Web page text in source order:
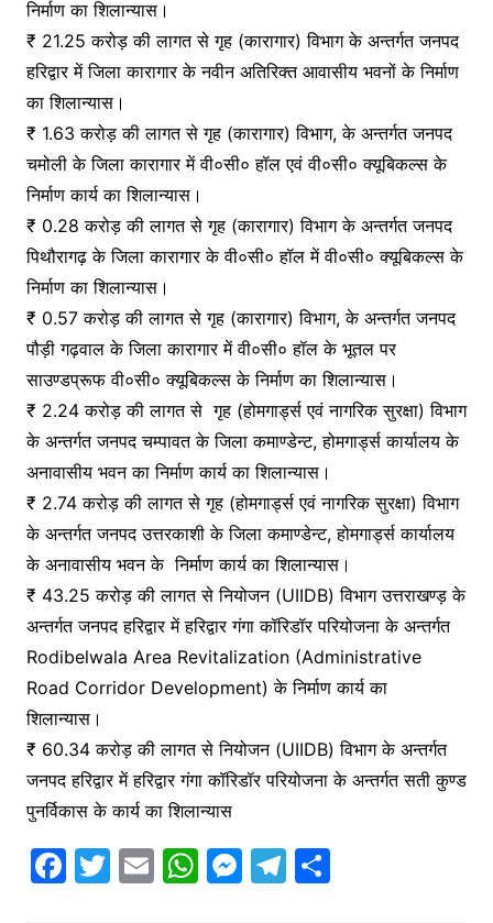
निर्माण का शिलान्यास।
₹ 21.25 करोड़ की लागत से गृह (कारागार) विभाग के अन्तर्गत जनपद
हरिद्वार में जिला कारागार के नवीन अतिरिक्त आवासीय भवनों के निर्माण
का शिलान्यास।
₹ 1.63 करोड़ की लागत से गृह (कारागार) विभाग, के अन्तर्गत जनपद
चमोली के जिला कारागार में वी०सी० हॉल एवं वी०सी० क्यूबिकल्स के
निर्माण कार्य का शिलान्यास।
₹ 0.28 करोड़ की लागत से गृह (कारागार) विभाग के अन्तर्गत जनपद
पिथौरागढ़ के जिला कारागार के वी०सी० हॉल में वी०सी० क्यूबिकल्स के
निर्माण का शिलान्यास।
₹ 0.57 करोड़ की लागत से गृह (कारागार) विभाग, के अन्तर्गत जनपद
पौड़ी गढ़वाल के जिला कारागार में वी०सी० हॉल के भूतल पर
साउण्डप्रूफ वी०सी० क्यूबिकल्स के निर्माण का शिलान्यास।
₹ 2.24 करोड़ की लागत से गृह (होमगार्ड्स एवं नागरिक सुरक्षा) विभाग
के अन्तर्गत जनपद चम्पावत के जिला कमाण्डेन्ट, होमगार्ड्स कार्यालय के
अनावासीय भवन का निर्माण कार्य का शिलान्यास।
₹ 2.74 करोड़ की लागत से गृह (होमगार्ड्स एवं नागरिक सुरक्षा) विभाग
के अन्तर्गत जनपद उत्तरकाशी के जिला कमाण्डेन्ट, होमगार्ड्स कार्यालय
के अनावासीय भवन के निर्माण कार्य का शिलान्यास।
₹ 43.25 करोड़ की लागत से नियोजन (UIIDB) विभाग उत्तराखण्ड़ के
अन्तर्गत जनपद हरिद्वार में हरिद्वार गंगा कॉरिडॉर परियोजना के अन्तर्गत
Rodibelwala Area Revitalization (Administrative
Road Corridor Development) के निर्माण कार्य का
शिलान्यास।
₹ 60.34 करोड़ की लागत से नियोजन (UIIDB) विभाग के अन्तर्गत
जनपद हरिद्वार में हरिद्वार गंगा कॉरिडॉर परियोजना के अन्तर्गत सती कुण्ड
पुनर्विकास के कार्य का शिलान्यास
F T E W M T S